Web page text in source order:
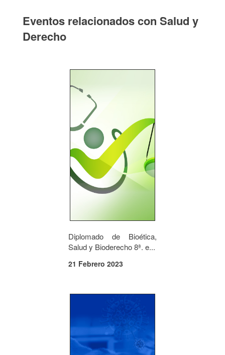
Eventos relacionados con Salud y
Derecho
Diplomado de Bioética,
Salud y Bioderecho 8ª. e...
21 Febrero 2023